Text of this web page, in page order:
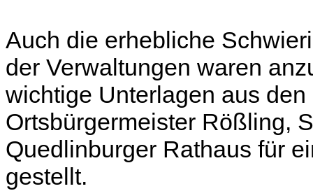
Auch die erhebliche
der Verwaltungen waren
wichtige Unterlagen aus
Ortsbürgermeister Rößling,
Quedlinburger Rathaus für
gestellt.